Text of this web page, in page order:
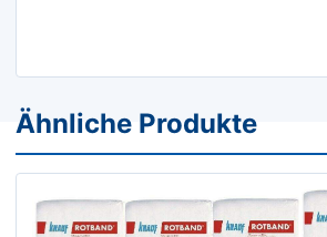
Ähnliche Produkte